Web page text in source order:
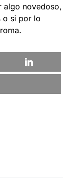
algo novedoso,
o si por lo